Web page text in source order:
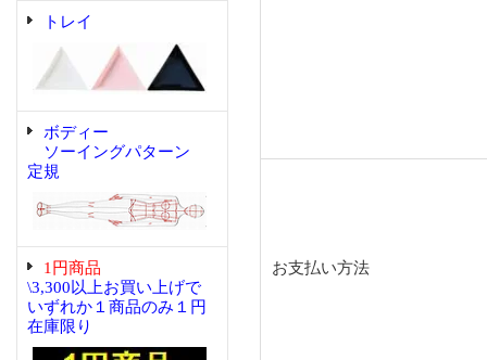
トレイ
ボディー
ソーイングパターン
定規
1円商品
\3,300以上お買い上げで
いずれか１商品のみ１円
在庫限り
お支払い方法